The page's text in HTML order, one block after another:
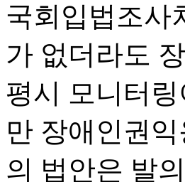
국회입법조사
가 없더라도
평시 모니터
만 장애인권
의 법안은 발